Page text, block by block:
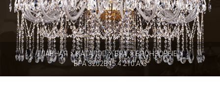
ГЛАВНАЯ КАТАЛОГ БРА
БРОНЗОВЫЕ
БРА 3202B15.4.210.A.G